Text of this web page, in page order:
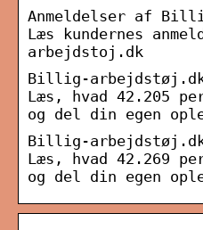
Anmeldelser af
Læs kundernes
arbejdstoj.dk
Billig-
Læs, hvad 42.205
og del din egen
Billig-
Læs, hvad 42.269
og del din egen